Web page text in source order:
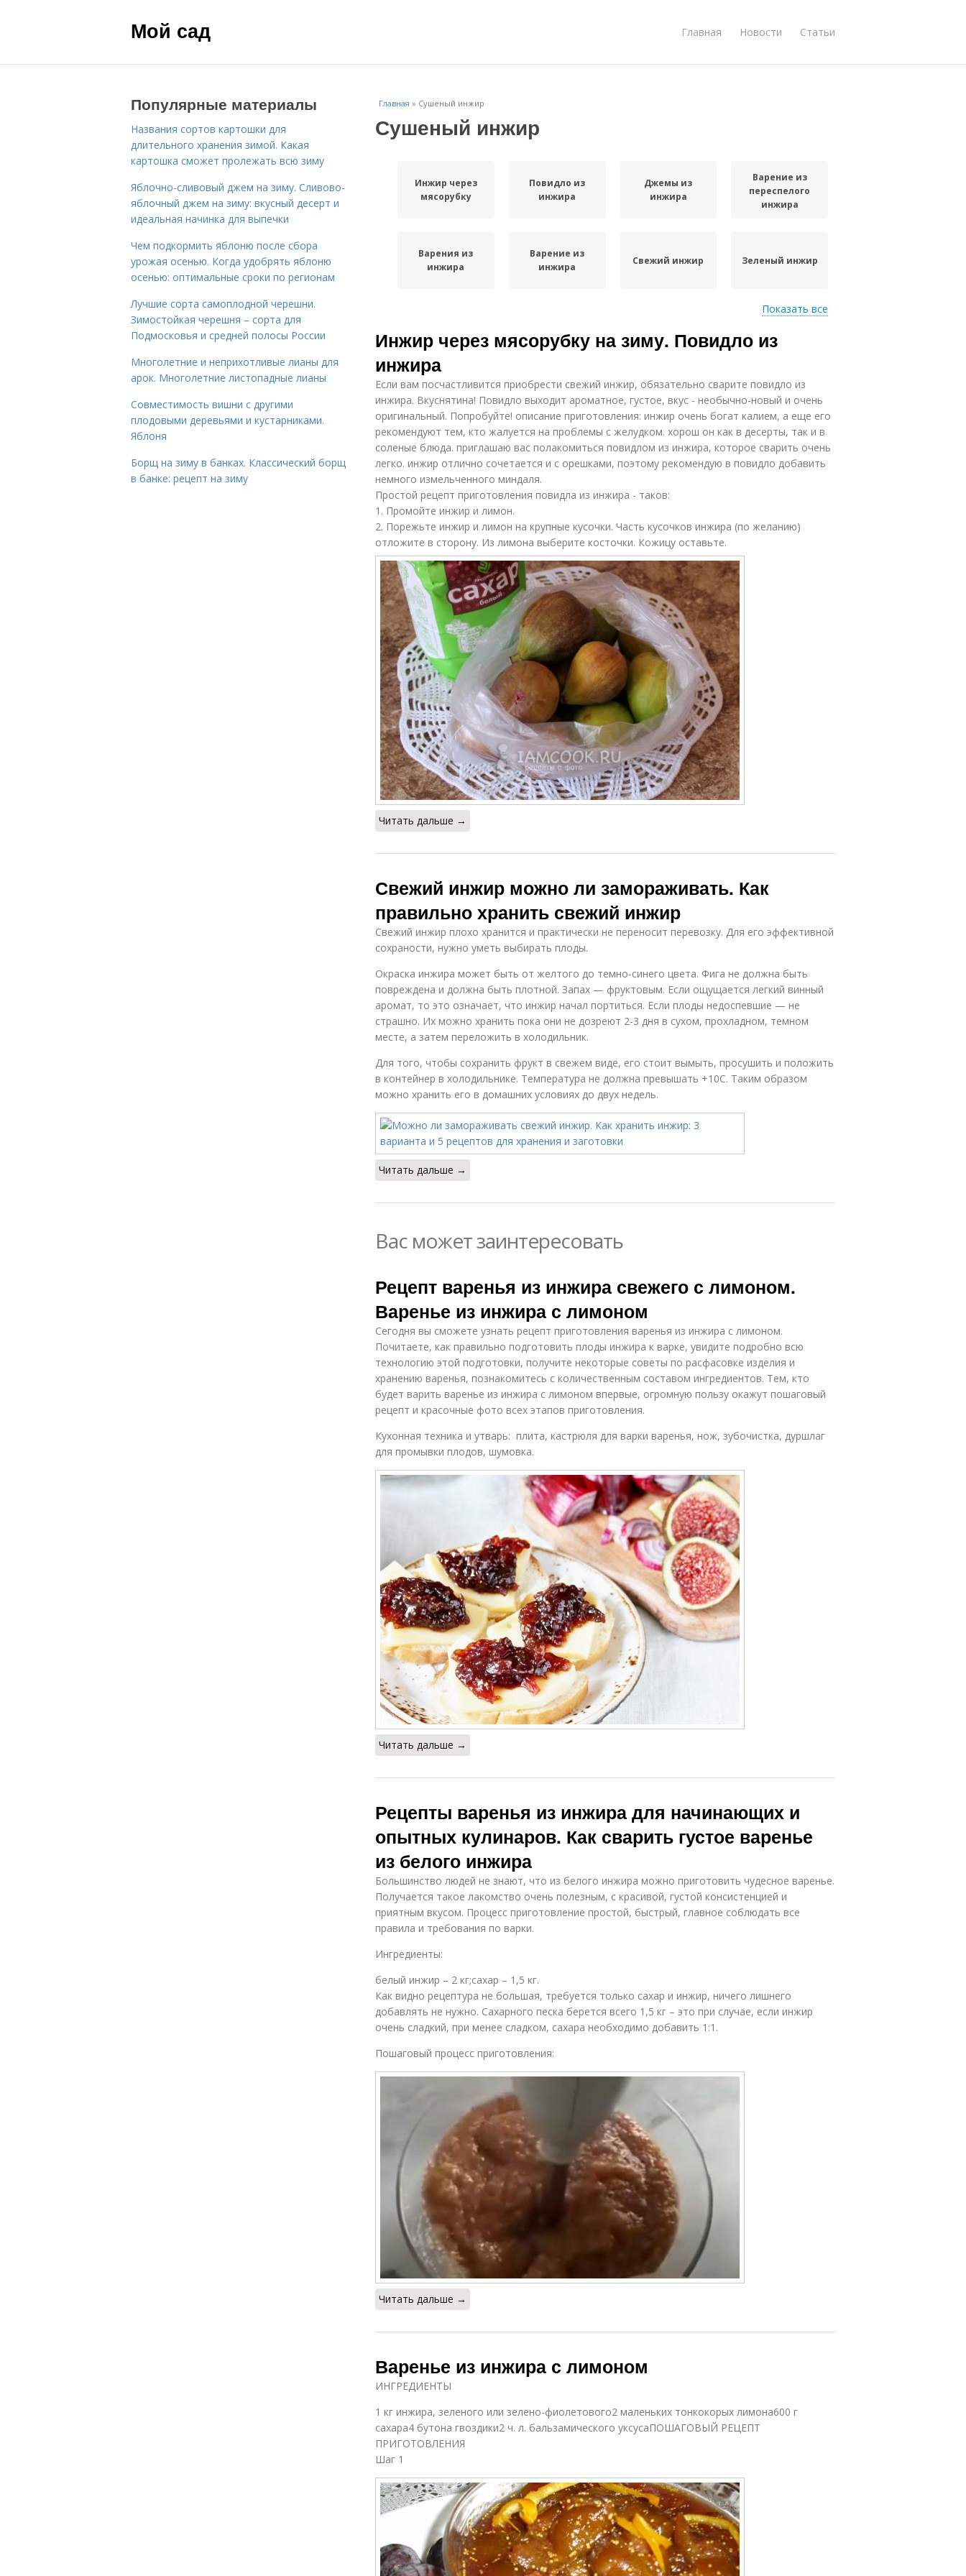
Мой сад Главная Новости Статьи
Главная » Сушеный инжир
Сушеный инжир
Инжир через
мясорубку
Повидло из
инжира
Джемы из
инжира
Варение из
переспелого
инжира
Варения из
инжира
Варение из
инжира
Свежий инжир Зеленый инжир
Показать все
Инжир через мясорубку на зиму. Повидло из
инжира
Если вам посчастливится приобрести свежий инжир, обязательно сварите повидло из
инжира. Вкуснятина! Повидло выходит ароматное, густое, вкус - необычно-новый и очень
оригинальный. Попробуйте! описание приготовления: инжир очень богат калием, а еще его
рекомендуют тем, кто жалуется на проблемы с желудком. хорош он как в десерты, так и в
соленые блюда. приглашаю вас полакомиться повидлом из инжира, которое сварить очень
легко. инжир отлично сочетается и с орешками, поэтому рекомендую в повидло добавить
немного измельченного миндаля.
Простой рецепт приготовления повидла из инжира - таков:
1. Промойте инжир и лимон.
2. Порежьте инжир и лимон на крупные кусочки. Часть кусочков инжира (по желанию)
отложите в сторону. Из лимона выберите косточки. Кожицу оставьте.
Читать дальше →
Свежий инжир можно ли замораживать. Как
правильно хранить свежий инжир
Свежий инжир плохо хранится и практически не переносит перевозку. Для его эффективной
сохраности, нужно уметь выбирать плоды.
Окраска инжира может быть от желтого до темно-синего цвета. Фига не должна быть
повреждена и должна быть плотной. Запах — фруктовым. Если ощущается легкий винный
аромат, то это означает, что инжир начал портиться. Если плоды недоспевшие — не
страшно. Их можно хранить пока они не дозреют 2-3 дня в сухом, прохладном, темном
месте, а затем переложить в холодильник.
Для того, чтобы сохранить фрукт в свежем виде, его стоит вымыть, просушить и положить
в контейнер в холодильнике. Температура не должна превышать +10С. Таким образом
можно хранить его в домашних условиях до двух недель.
Читать дальше →
Вас может заинтересовать
Рецепт варенья из инжира свежего с лимоном.
Варенье из инжира с лимоном
Сегодня вы сможете узнать рецепт приготовления варенья из инжира с лимоном.
Почитаете, как правильно подготовить плоды инжира к варке, увидите подробно всю
технологию этой подготовки, получите некоторые советы по расфасовке изделия и
хранению варенья, познакомитесь с количественным составом ингредиентов. Тем, кто
будет варить варенье из инжира с лимоном впервые, огромную пользу окажут пошаговый
рецепт и красочные фото всех этапов приготовления.
Кухонная техника и утварь: плита, кастрюля для варки варенья, нож, зубочистка, дуршлаг
для промывки плодов, шумовка.
Читать дальше →
Рецепты варенья из инжира для начинающих и
опытных кулинаров. Как сварить густое варенье
из белого инжира
Большинство людей не знают, что из белого инжира можно приготовить чудесное варенье.
Получается такое лакомство очень полезным, с красивой, густой консистенцией и
приятным вкусом. Процесс приготовление простой, быстрый, главное соблюдать все
правила и требования по варки.
Ингредиенты:
белый инжир – 2 кг;сахар – 1,5 кг.
Как видно рецептура не большая, требуется только сахар и инжир, ничего лишнего
добавлять не нужно. Сахарного песка берется всего 1,5 кг – это при случае, если инжир
очень сладкий, при менее сладком, сахара необходимо добавить 1:1.
Пошаговый процесс приготовления:
Читать дальше →
Варенье из инжира с лимоном
ИНГРЕДИЕНТЫ
1 кг инжира, зеленого или зелено-фиолетового2 маленьких тонкокорых лимона600 г
сахара4 бутона гвоздики2 ч. л. бальзамического уксусаПОШАГОВЫЙ РЕЦЕПТ
ПРИГОТОВЛЕНИЯ
Шаг 1
Популярные материалы
Названия сортов картошки для
длительного хранения зимой. Какая
картошка сможет пролежать всю зиму
Яблочно-сливовый джем на зиму. Сливово-
яблочный джем на зиму: вкусный десерт и
идеальная начинка для выпечки
Чем подкормить яблоню после сбора
урожая осенью. Когда удобрять яблоню
осенью: оптимальные сроки по регионам
Лучшие сорта самоплодной черешни.
Зимостойкая черешня – сорта для
Подмосковья и средней полосы России
Многолетние и неприхотливые лианы для
арок. Многолетние листопадные лианы
Совместимость вишни с другими
плодовыми деревьями и кустарниками.
Яблоня
Борщ на зиму в банках. Классический борщ
в банке: рецепт на зиму